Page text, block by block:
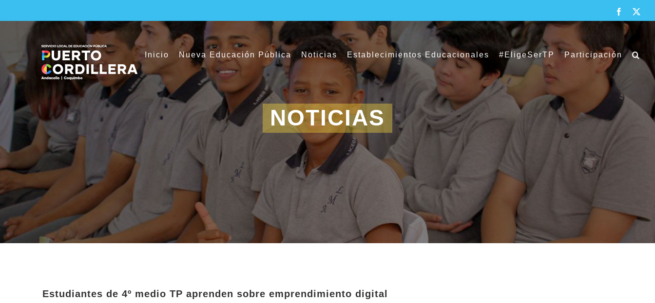
to
Facebook
Inicio Nueva Educación Pública Noticias Establecimientos Educacionales #EligeSerTP Participación
NOTICIAS
Estudiantes de 4º medio TP aprenden sobre emprendimiento digital